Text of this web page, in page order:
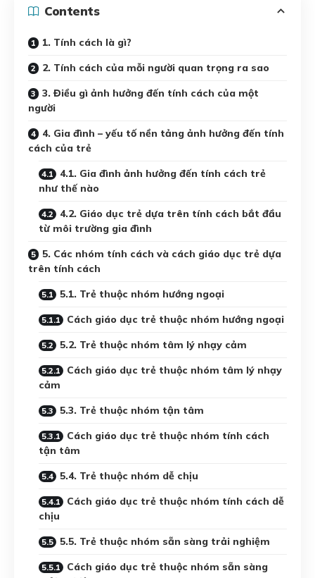
Contents
1. Tính cách là gì?
2. Tính cách của mỗi người quan trọng ra sao
3. Điều gì ảnh hưởng đến tính cách của một
người
4. Gia đình – yếu tố nền tảng ảnh hưởng đến tính
cách của trẻ
4.1. Gia đình ảnh hưởng đến tính cách trẻ
như thế nào
4.2. Giáo dục trẻ dựa trên tính cách bắt đầu
từ môi trường gia đình
5. Các nhóm tính cách và cách giáo dục trẻ dựa
trên tính cách
5.1. Trẻ thuộc nhóm hướng ngoại
Cách giáo dục trẻ thuộc nhóm hướng ngoại
5.2. Trẻ thuộc nhóm tâm lý nhạy cảm
Cách giáo dục trẻ thuộc nhóm tâm lý nhạy
cảm
5.3. Trẻ thuộc nhóm tận tâm
Cách giáo dục trẻ thuộc nhóm tính cách
tận tâm
5.4. Trẻ thuộc nhóm dễ chịu
Cách giáo dục trẻ thuộc nhóm tính cách dễ
chịu
5.5. Trẻ thuộc nhóm sẵn sàng trải nghiệm
Cách giáo dục trẻ thuộc nhóm sẵn sàng